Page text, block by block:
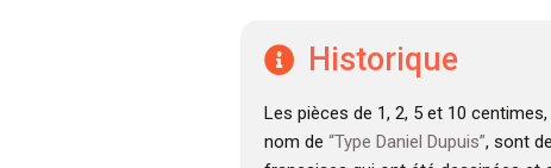
Historique
Les pièces de 1, 2, 5 et 10
nom de “Type Daniel Dupuis”, sont